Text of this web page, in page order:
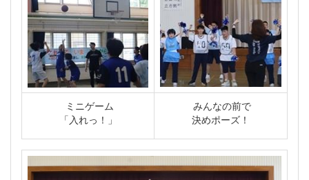
ミニゲーム
「入れっ！」
みんなの前で
決めポーズ！